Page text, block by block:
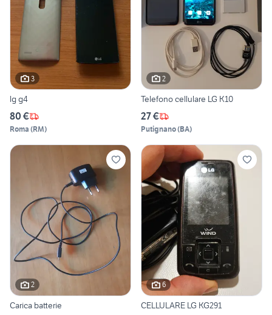
3
lg g4
80 €
Roma (RM)
2
Telefono cellulare LG K10
27 €
Putignano(BA)
2
Carica batterie
6
CELLULARE LG KG291